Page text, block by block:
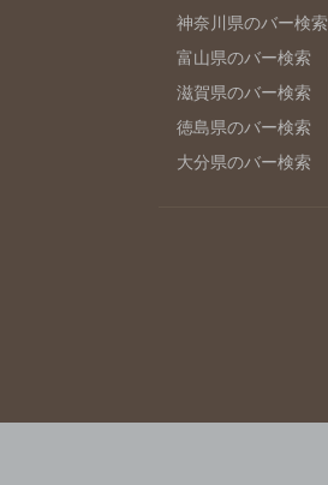
神奈川県のバー検索
富山県のバー検索
滋賀県のバー検索
徳島県のバー検索
大分県のバー検索